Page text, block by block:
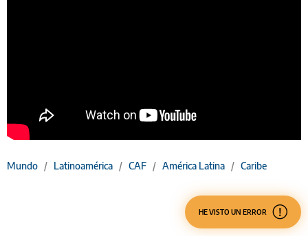
Mundo / Latinoamérica / CAF / América Latina / Caribe
HE VISTO UN ERROR